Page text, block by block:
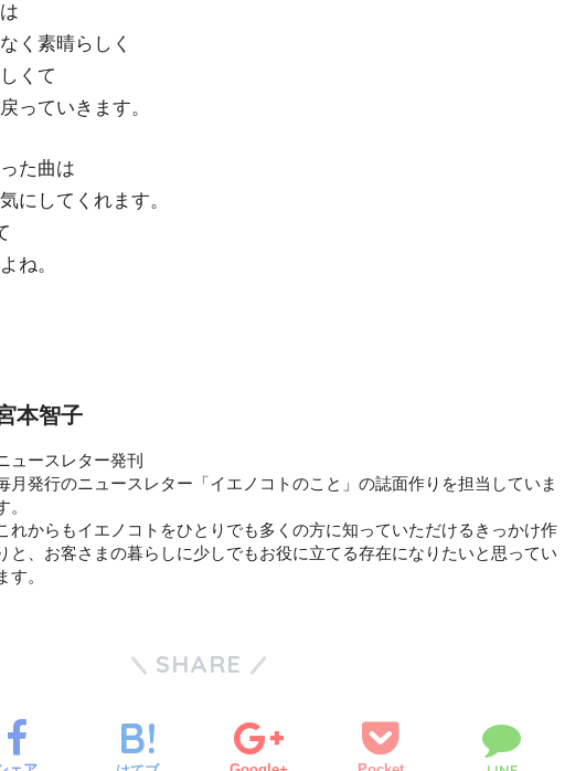
く素晴らしく
くて
っていきます。
た曲は
にしてくれます。
ね。
本智子
ュースレター発刊
月発行のニュースレター「イエノコトのこと」の誌面作りを担当していま
。
れからもイエノコトをひとりでも多くの方に知っていただけるきっかけ作
と、お客さまの暮らしに少しでもお役に立てる存在になりたいと思ってい
す。
SHARE